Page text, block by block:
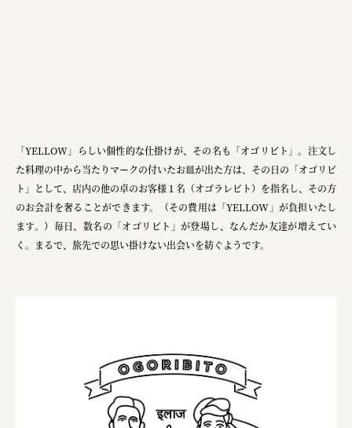
「YELLOW」らしい個性的な仕掛けが、その名も「オゴリビト」。注文し
た料理の中から当たりマークの付いたお皿が出た方は、その日の「オゴリビ
ト」として、店内の他の卓のお客様１名（オゴラレビト）を指名し、その方
のお会計を奢ることができます。（その費用は「YELLOW」が負担いたし
ます。）毎日、数名の「オゴリビト」が登場し、なんだか友達が増えてい
く。まるで、旅先での思い掛けない出会いを紡ぐようです。